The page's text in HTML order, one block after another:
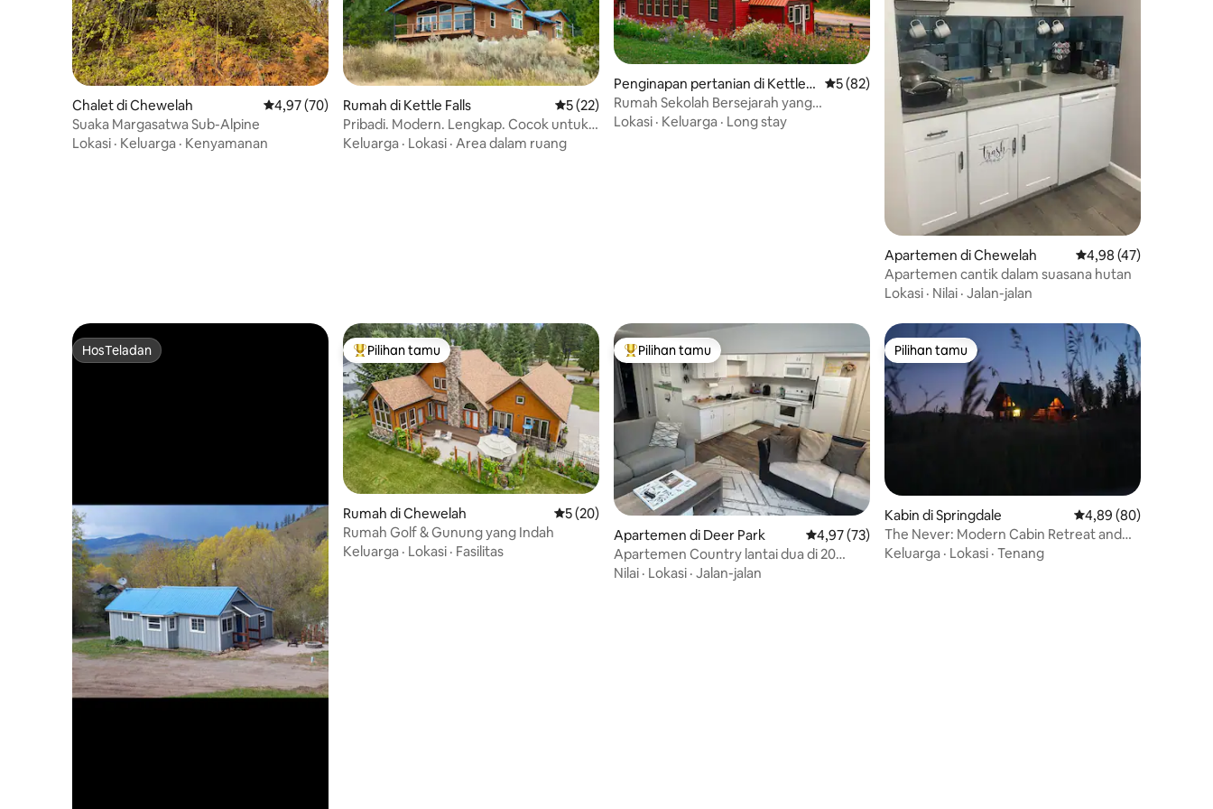
Chalet di Chewelah Nilai rata-rata 4,97 dari 5, 70 ulasan
4,97 (70)
Suaka Margasatwa Sub-Alpine
Lokasi · Keluarga · Kenyamanan
Rumah di Kettle Falls Nilai rata-rata 5 dari 5, 22 ulasan
5 (22)
Pribadi. Modern. Lengkap. Cocok untuk
keluarga.
Keluarga · Lokasi · Area dalam ruang
Penginapan pertanian di Kettle F
alls
Nilai rata-rata 5 dari 5, 82 ulasan
5 (82)
Rumah Sekolah Bersejarah yang
Menawan - Ramah Anjing!
Lokasi · Keluarga · Long stay
Apartemen di Chewelah Nilai rata-rata 4,98
4,98 (47)
Apartemen cantik dalam suasana hutan
Lokasi · Nilai · Jalan-jalan
HosTeladan
HosTeladan Pilihan tamu terpopuler
Pilihan tamu
Rumah di Chewelah Nilai rata-rata 5 dari 5, 20 ulasan
5 (20)
Rumah Golf & Gunung yang Indah
Keluarga · Lokasi · Fasilitas
Pilihan tamu terpopuler
Pilihan tamu
Apartemen di Deer Park Nilai rata-rata 4,97 dari 5, 73 ulasan
4,97 (73)
Apartemen Country lantai dua di 20
Acres.
Nilai · Lokasi · Jalan-jalan
Pilihan tamu
Pilihan tamu
Kabin di Springdale Nilai rata-rata 4,89
4,89 (80)
The Never: Modern Cabin Retreat and
Views
Keluarga · Lokasi · Tenang